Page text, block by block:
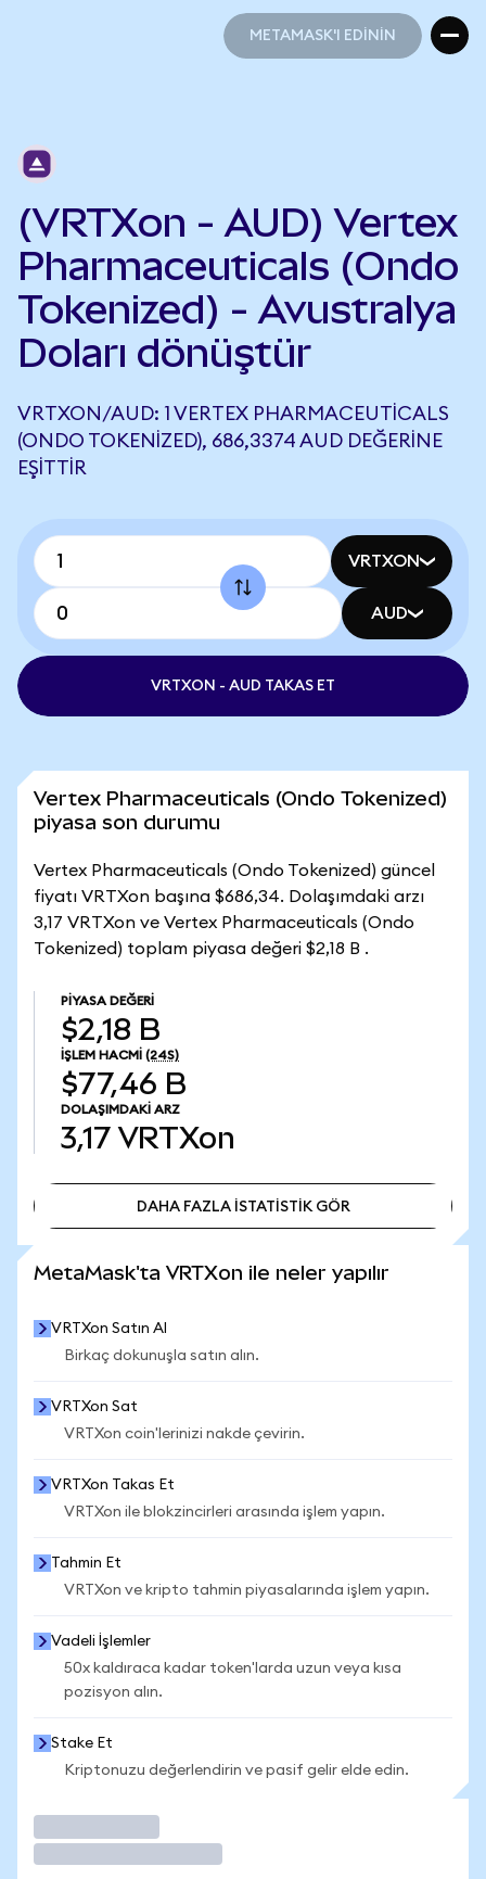
METAMASK'I EDİNİN
(VRTXon - AUD) Vertex
Pharmaceuticals (Ondo
Tokenized) - Avustralya
Doları dönüştür
VRTXON/AUD: 1 VERTEX PHARMACEUTICALS
(ONDO TOKENIZED), 686,3374 AUD DEĞERINE
EŞITTIR
VRTXON
AUD
VRTXON - AUD TAKAS ET
Vertex Pharmaceuticals (Ondo Tokenized)
piyasa son durumu
Vertex Pharmaceuticals (Ondo Tokenized) güncel
fiyatı VRTXon başına $686,34. Dolaşımdaki arzı
3,17 VRTXon ve Vertex Pharmaceuticals (Ondo
Tokenized) toplam piyasa değeri $2,18 B .
PIYASA DEĞERI
$2,18 B
İŞLEM HACMI (24S)
$77,46 B
DOLAŞIMDAKI ARZ
3,17 VRTXon
DAHA FAZLA İSTATİSTİK GÖR
MetaMask'ta VRTXon ile neler yapılır
VRTXon Satın Al
Birkaç dokunuşla satın alın.
VRTXon Sat
VRTXon coin'lerinizi nakde çevirin.
VRTXon Takas Et
VRTXon ile blokzincirleri arasında işlem yapın.
Tahmin Et
VRTXon ve kripto tahmin piyasalarında işlem yapın.
Vadeli İşlemler
50x kaldıraca kadar token'larda uzun veya kısa
pozisyon alın.
Stake Et
Kriptonuzu değerlendirin ve pasif gelir elde edin.